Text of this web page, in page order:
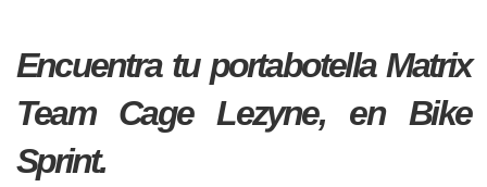
Encuentra tu portabotella Matrix
Team Cage Lezyne, en Bike
Sprint.